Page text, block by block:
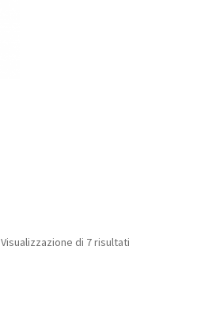
Visualizzazione di 7 risultati